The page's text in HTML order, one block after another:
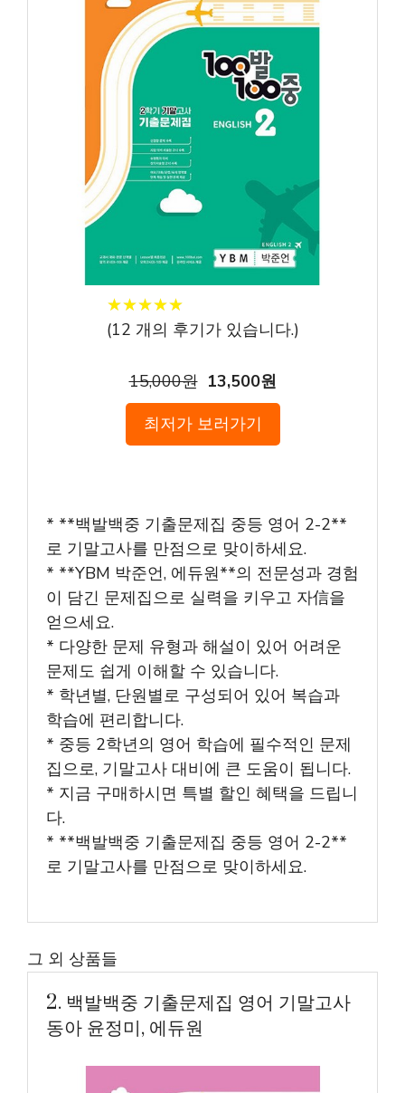
★★★★★
★★★★★
(12 개의 후기가 있습니다.)
15,000원 13,500원
최저가 보러가기
* **백발백중 기출문제집 중등 영어 2-2**
로 기말고사를 만점으로 맞이하세요.
* **YBM 박준언, 에듀원**의 전문성과 경험
이 담긴 문제집으로 실력을 키우고 자信을
얻으세요.
* 다양한 문제 유형과 해설이 있어 어려운
문제도 쉽게 이해할 수 있습니다.
* 학년별, 단원별로 구성되어 있어 복습과
학습에 편리합니다.
* 중등 2학년의 영어 학습에 필수적인 문제
집으로, 기말고사 대비에 큰 도움이 됩니다.
* 지금 구매하시면 특별 할인 혜택을 드립니
다.
* **백발백중 기출문제집 중등 영어 2-2**
로 기말고사를 만점으로 맞이하세요.
그 외 상품들
2. 백발백중 기출문제집 영어 기말고사
동아 윤정미, 에듀원